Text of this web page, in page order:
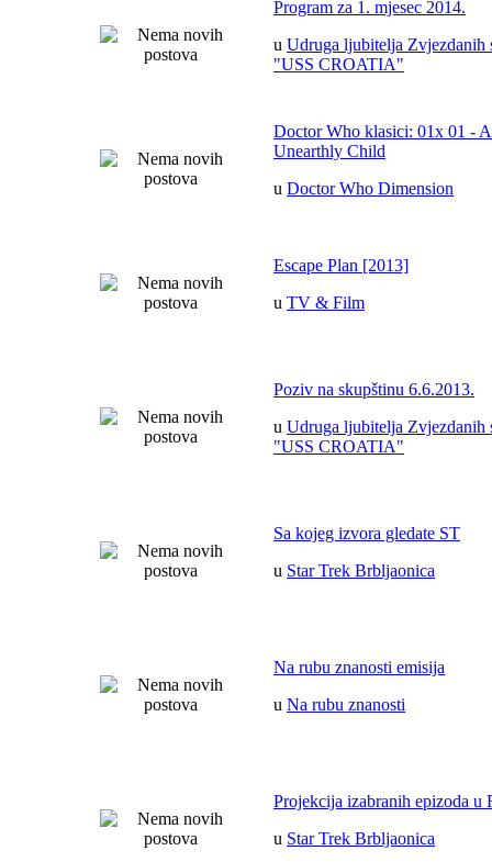
Program za 1. mjesec 2014.
u Udruga ljubitelja Zvjezdanih
"USS CROATIA"
Doctor Who klasici: 01x 01 -
Unearthly Child
u Doctor Who Dimension
Escape Plan [2013]
u TV & Film
Poziv na skupštinu 6.6.2013.
u Udruga ljubitelja Zvjezdanih
"USS CROATIA"
Sa kojeg izvora gledate ST
u Star Trek Brbljaonica
Na rubu znanosti emisija
u Na rubu znanosti
Projekcija izabranih epizoda u
u Star Trek Brbljaonica